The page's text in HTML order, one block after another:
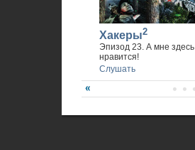
Хакеры2
Эпизод 23. А мне здесь
нравится!
Слушать